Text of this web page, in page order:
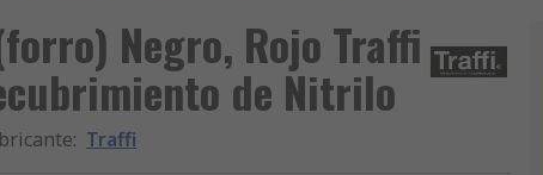
Negro, Rojo Traffi
de Nitrilo
: Traffi